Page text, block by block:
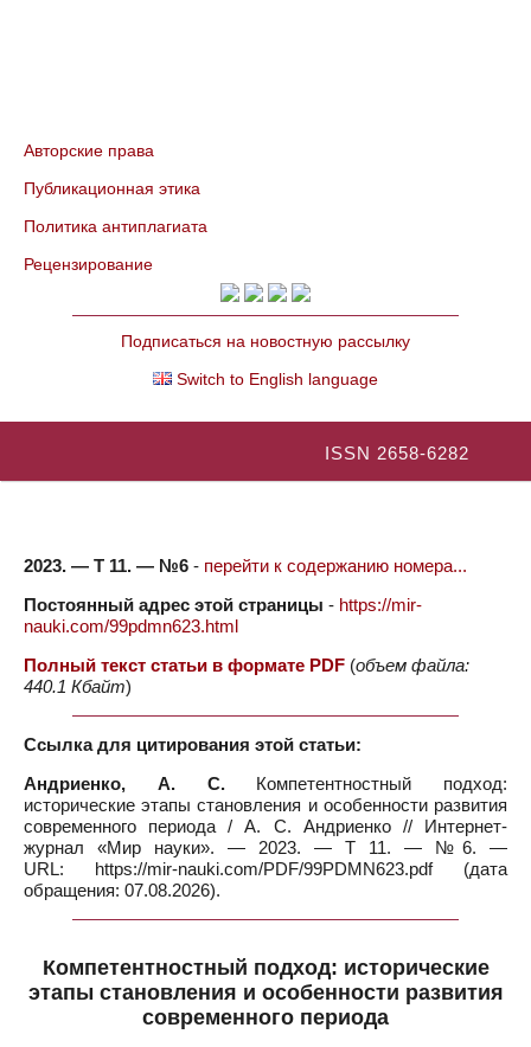
Авторские права
Публикационная этика
Политика антиплагиата
Рецензирование
Подписаться на новостную рассылку
Switch to English language
ISSN 2658-6282
2023. — Т 11. — №6 - перейти к содержанию номера...
Постоянный адрес этой страницы - https://mir-
nauki.com/99pdmn623.html
Полный текст статьи в формате PDF (объем файла:
440.1 Кбайт)
Ссылка для цитирования этой статьи:
Андриенко, А. С.Компетентностный подход:
исторические этапы становления и особенности развития
современного периода / А. С. Андриенко // Интернет-
журнал «Мир науки». — 2023. — Т 11. — №6. —
URL: https://mir-nauki.com/PDF/99PDMN623.pdf (дата
обращения: 07.08.2026).
Компетентностный подход: исторические
этапы становления и особенности развития
современного периода